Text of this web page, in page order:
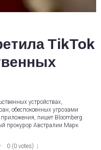
TikTok
устройствах,
обеспокоенных угрозами
приложения, пишет Bloomberg.
прокурор Австралии Марк
0 (0 votes)